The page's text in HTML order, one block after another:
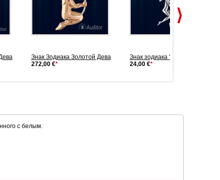
Знак Зодиака Золотой Дева
272,00 €*
Знак зодиака "Дева" се...
24,00 €*
с белым.